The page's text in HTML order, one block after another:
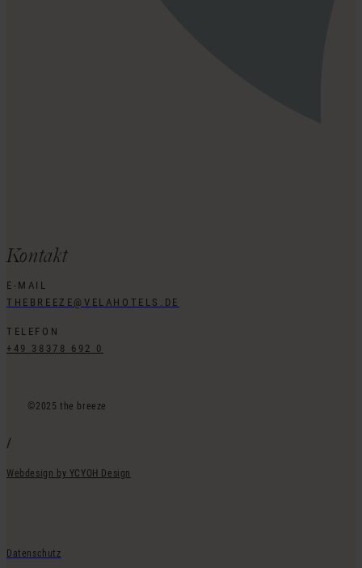
Kontakt
E-MAIL
THEBREEZE@VELAHOTELS.DE
TELEFON
+49 38378 692 0
©2025 the breeze
/
Webdesign by YCYOH Design
Datenschutz